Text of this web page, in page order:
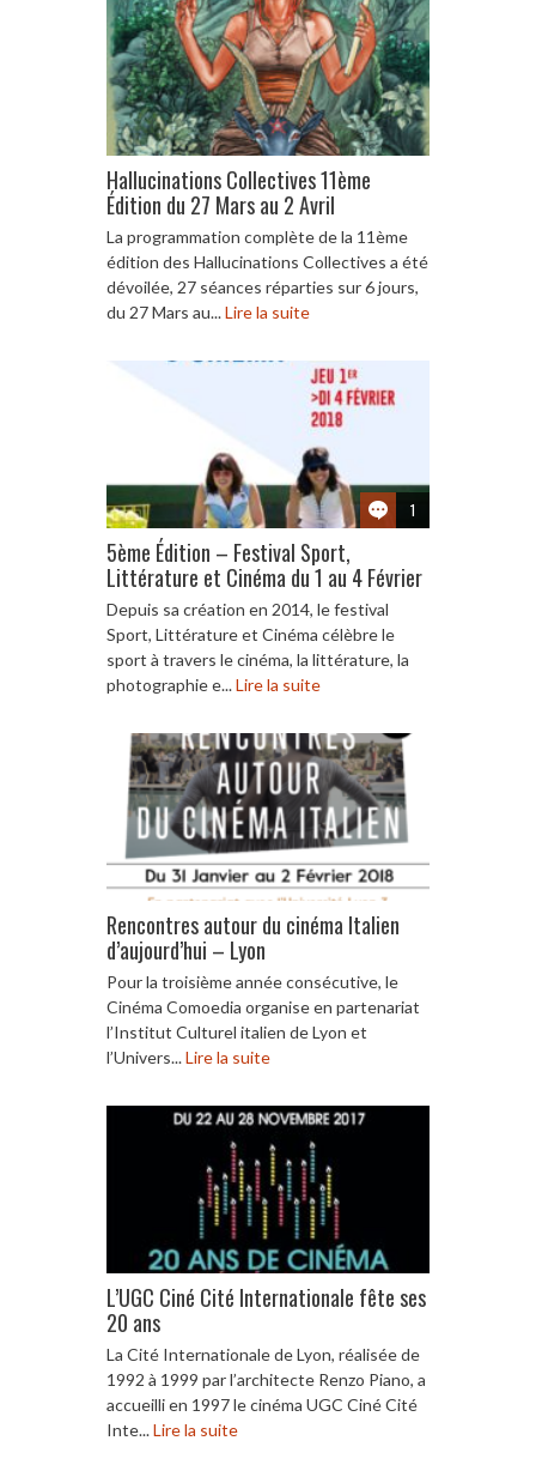
Hallucinations Collectives 11ème
Édition du 27 Mars au 2 Avril
La programmation complète de la 11ème
édition des Hallucinations Collectives a été
dévoilée, 27 séances réparties sur 6 jours,
du 27 Mars au...Lire la suite
1
5ème Édition – Festival Sport,
Littérature et Cinéma du 1 au 4 Février
Depuis sa création en 2014, le festival
Sport, Littérature et Cinéma célèbre le
sport à travers le cinéma, la littérature, la
photographie e...Lire la suite
Rencontres autour du cinéma Italien
d’aujourd’hui – Lyon
Pour la troisième année consécutive, le
Cinéma Comoedia organise en partenariat
l’Institut Culturel italien de Lyon et
l’Univers...Lire la suite
L’UGC Ciné Cité Internationale fête ses
20 ans
La Cité Internationale de Lyon, réalisée de
1992 à 1999 par l’architecte Renzo Piano, a
accueilli en 1997 le cinéma UGC Ciné Cité
Inte...Lire la suite